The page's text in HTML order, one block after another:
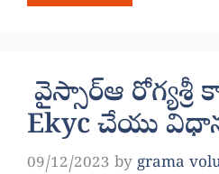
వైస్సార్ఆ రోగ్యశ్రీ
Ekyc చేయు
09/12/2023 by grama